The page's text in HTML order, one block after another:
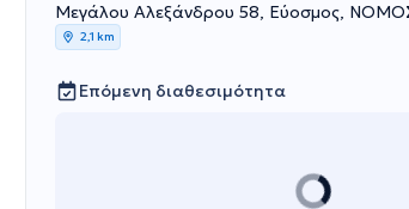
Μεγάλου Αλεξάνδρου 58, Εύοσμος,
2,1 km
Επόμενη διαθεσιμότητα